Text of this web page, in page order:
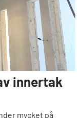
innertak
mycket på